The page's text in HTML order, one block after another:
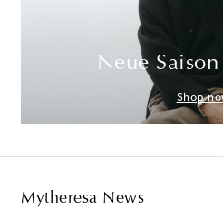
Neue
Shop
Mytheresa News